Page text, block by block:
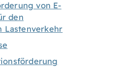
von E-
den
Lastenverkehr